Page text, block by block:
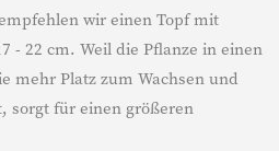
wir einen Topf mit
- 22 cm. Weil die Pflanze in einen
mehr Platz zum Wachsen und
sorgt für einen größeren